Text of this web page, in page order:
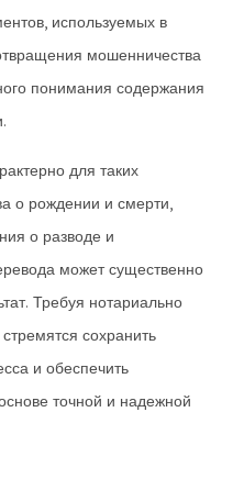
используемых в
мошенничества
понимания содержания
для таких
о рождении и смерти,
о разводе и
может существенно
Требуя нотариально
сохранить
и обеспечить
точной и надежной